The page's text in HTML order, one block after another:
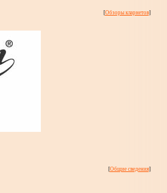
[Обзоры кларнетов]
[Общие сведения]